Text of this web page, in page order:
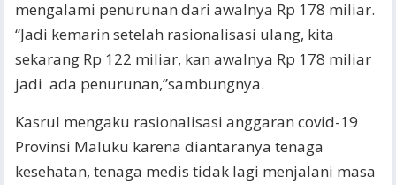
mengalami penurunan dari awalnya Rp 178 miliar.
“Jadi kemarin setelah rasionalisasi ulang, kita
sekarang Rp 122 miliar, kan awalnya Rp 178 miliar
jadi ada penurunan,”sambungnya.
Kasrul mengaku rasionalisasi anggaran covid-19
Provinsi Maluku karena diantaranya tenaga
kesehatan, tenaga medis tidak lagi menjalani masa